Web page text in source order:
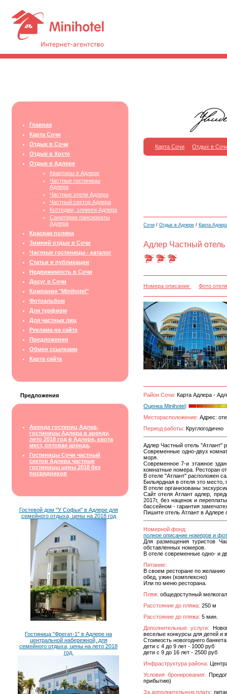
Главная
Карта Сочи
Отдых в Сочи
Отдых в Хосте
Отдых в Адлере
Квартиры в Адлере
Частные гостиницы
Адлера
Частные отели Адлера
Частный сектор Адлера
Коттеджи, эллинги Адлера
Санатории пансионаты
Адлера
Красная поляна
Зимний отдых в Сочи
Частные гостиницы - каталог
Статьи и публикации
Недвижимость в Сочи
Досуг в Сочи
Компания "Minihotel"
Фотоальбом
Для турфирм
Для частных лиц
Реклама на сайте
Предложения
Обмен ссылками
Карта сайта
Предложения
Аренда гостиниц Адлер,
гостиницы Адлера в аренду,
лето 2018 год в Адлере, квота
мест, оптовая аренда,
Гостиницы Сочи частный
сектор Адлера частные
гостиницы цены 2018 без
посредников
Гостевой дом "У Софьи" в Адлере для
семейного отдыха, цены на 2018 год
Гостиница "Фрегат-1" в Адлере на
центральной набережной, для
семейного отдыха, цены на лето 2018
год.
Карта Сочи Отдых в
Сочи / Отдых в Адлере / Карта
Адлер Частный отель
Номера описание Фото отеля
Район Сочи: Карта Адлера -
Оценка Minihotel:
Месторасположение: Адрес:
Период работы: Круглогодично
Адлер Частный отель "Атлант"
Современные одно-двух
моря.
Современное 7-и этажное
комнатные номера. Ресторан
В отеле "Атлант" расположен
Бильярдная в отеля это место,
В отеле организованы
Сайт отеля Атлант адлер,
2017г, без наценок и
бассейном - гарантия
Пишите отель Атлант в Адлере
Номерной фонд:
полное описание номеров и
Для размещения туристов
обставленных номеров.
В отеле современные одно- и
Питание:
В своем ресторане по желанию
обед, ужин (комплексно)
Или по меню ресторана.
Пляж: общедоступный
Расстояние до пляжа: 250 м
Расстояние до пляжа: 5 мин.
Дополнительные услуги:
веселые конкурсы для детей и
Стоимость новогоднего
дети с 4 до 9 лет - 1000 руб
дети с 9 до 16 лет - 2500 руб
Инфраструктура района:
Условия бронирования:
прибытию)
За дополнительную плату: